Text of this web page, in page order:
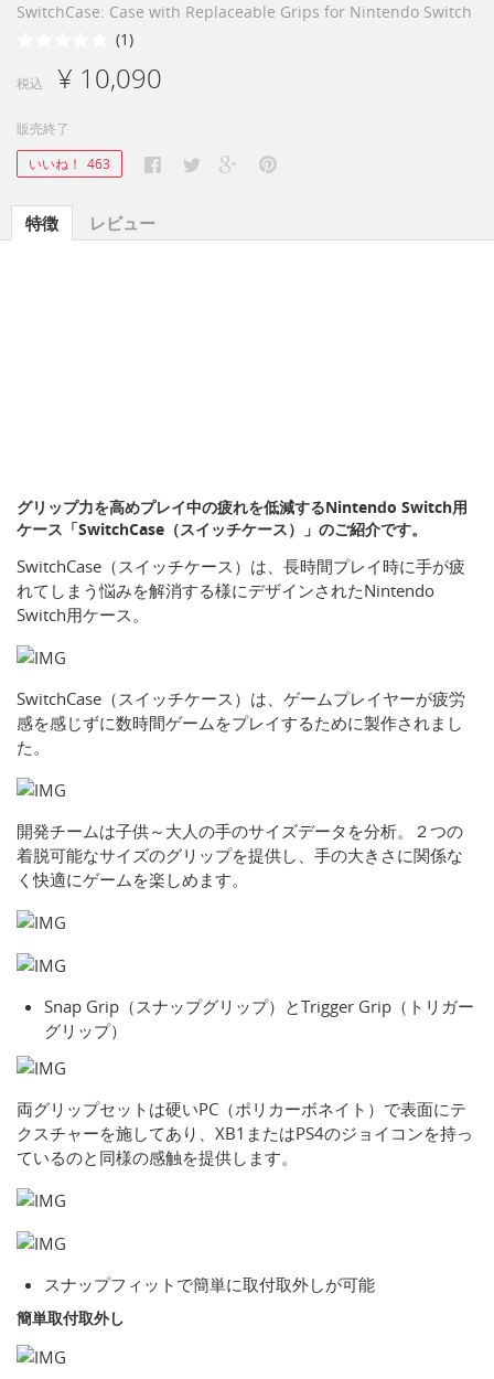
SwitchCase: Case with Replaceable Grips for Nintendo Switch
(1)
税込 ¥ 10,090
販売終了
いいね！ 463
特徴 レビュー
グリップ力を高めプレイ中の疲れを低減するNintendo Switch用
ケース「SwitchCase（スイッチケース）」のご紹介です。
SwitchCase（スイッチケース）は、長時間プレイ時に手が疲
れてしまう悩みを解消する様にデザインされたNintendo
Switch用ケース。
SwitchCase（スイッチケース）は、ゲームプレイヤーが疲労
感を感じずに数時間ゲームをプレイするために製作されまし
た。
開発チームは子供～大人の手のサイズデータを分析。２つの
着脱可能なサイズのグリップを提供し、手の大きさに関係な
く快適にゲームを楽しめます。
Snap Grip（スナップグリップ）とTrigger Grip（トリガー
グリップ）
両グリップセットは硬いPC（ポリカーボネイト）で表面にテ
クスチャーを施してあり、XB1またはPS4のジョイコンを持っ
ているのと同様の感触を提供します。
スナップフィットで簡単に取付取外しが可能
簡単取付取外し